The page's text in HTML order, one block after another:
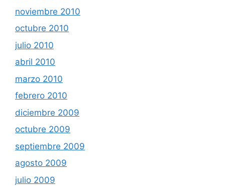
noviembre 2010
octubre 2010
julio 2010
abril 2010
marzo 2010
febrero 2010
diciembre 2009
octubre 2009
septiembre 2009
agosto 2009
julio 2009